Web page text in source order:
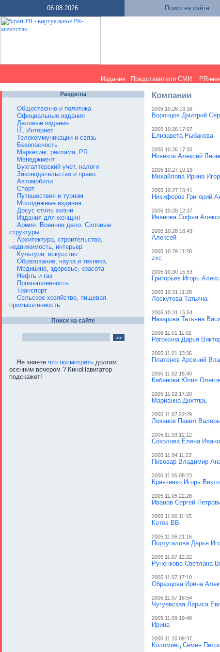
06.08.2026 Поиск на сайте
Издания Представители СМИ PR-
Разделы
Общественно и политика
Официальные издания
Деловые издания
IT, Интернет
Телекоммуникации и связь
Безопасность
Маркетинг, реклама, PR
Менеджмент
Бухгалтерский учет, налоги
Законодательство и право
Автомобили
Спорт
Путешествия и туризм
Молодежные издания
Досуг, стиль жизни
Издания для женщин
Армия. Военное дело. Силовые
структуры
Архитектура, строительство,
недвижимость, интерьер
Культура, искусство
Образование, наука и техника,
Медицина, здоровье, красота
Нефть и газ
Промышленность
Транспорт
Сельское хозяйство, пищевая
промышленность
Поиск на сайте
Не знаете что посмотреть долгим
осенним вечером ? КиноНавигатор
подскажет!
Компании
2005.10.26 13:16
Воронцов Дмитрий
2005.10.26 17:07
Елизавета Рыбакова
2005.10.26 17:35
Новиков Алексей
2005.10.27 10:19
Михайлова Ирина
2005.10.27 10:41
Никифоров Григорий
2005.10.28 12:37
Иванова Софья
2005.10.28 18:49
Алексей
2005.10.29 11:28
zxc
2005.10.30 15:59
Григорьев Игорь
2005.10.31 11:28
Лоскутова Татьяна
2005.10.31 15:54
Назарова Татьяна
2005.11.01 11:02
Рогожина Дарья
2005.11.01 13:36
Платонов Арсений
2005.11.02 15:40
Кабанова Юлия
2005.11.02 17:20
Марианна Дихтярь
2005.11.02 22:29
Ликанов Павел
2005.11.03 12:12
Соколова Елена
2005.11.04 11:23
Пивовар Владимир
2005.11.05 08:23
Кравченко Игорь
2005.11.05 22:28
Иванов Сергей
2005.11.06 11:15
Котов ВВ
2005.11.06 21:16
Португалова Дарья
2005.11.07 12:22
Руненкова Светлана
2005.11.07 17:10
Образцова Ирина
2005.11.07 18:54
Чугуевская Лариса
2005.11.09 19:48
Ирина
2005.11.10 09:37
Коломиец Семен